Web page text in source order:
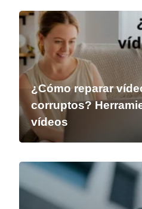
¿Cómo reparar
corruptos?
vídeos